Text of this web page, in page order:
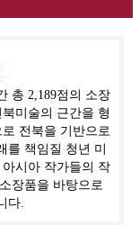
총 2,189점의 소장
미술의 근간을 형
전북을 기반으로
를 책임질 청년 미
시아 작가들의 작
장품을 바탕으로
다.